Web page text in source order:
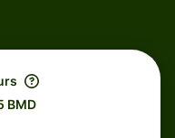
BMD